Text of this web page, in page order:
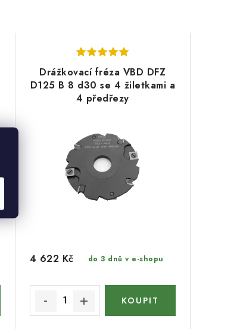
Drážkovací fréza VBD DFZ
D125 B 8 d30 se 4 žiletkami a
4 předřezy
do 3 dnů v e-shopu
4 622 Kč